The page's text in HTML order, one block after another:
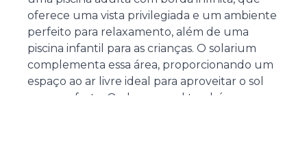
oferece uma vista privilegiada e um ambiente
perfeito para relaxamento, além de uma
piscina infantil para as crianças. O solarium
complementa essa área, proporcionando um
espaço ao ar livre ideal para aproveitar o sol
com conforto. O playground também